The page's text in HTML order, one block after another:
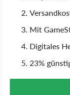
Mit
Digitales
23%